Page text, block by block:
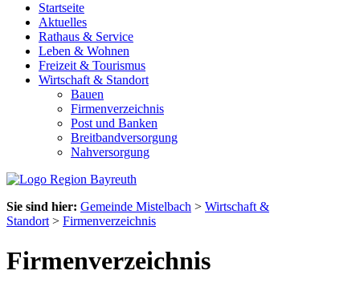
Startseite
Aktuelles
Rathaus & Service
Leben & Wohnen
Freizeit & Tourismus
Wirtschaft & Standort
Bauen
Firmenverzeichnis
Post und Banken
Breitbandversorgung
Nahversorgung
Sie sind hier: Gemeinde Mistelbach > Wirtschaft &
Standort > Firmenverzeichnis
Firmenverzeichnis